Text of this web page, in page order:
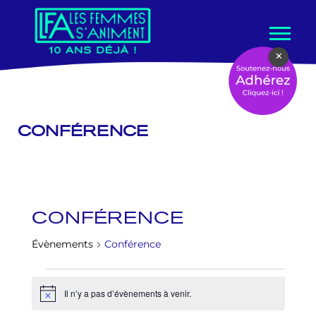
contenu
CONFÉRENCE
CONFÉRENCE
Évènements Conférence
Notice Il n’y a pas d’évènements à venir.
×